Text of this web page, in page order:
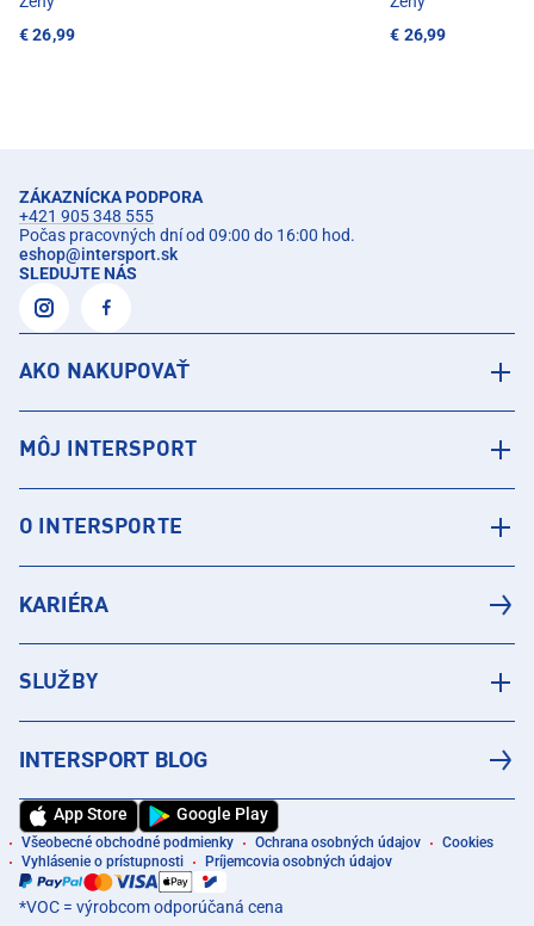
€ 26,99
€ 26,99
ZÁKAZNÍCKA PODPORA
+421 905 348 555
Počas pracovných dní od 09:00 do 16:00 hod.
eshop@intersport.sk
SLEDUJTE NÁS
AKO NAKUPOVAŤ
MÔJ INTERSPORT
O INTERSPORTE
KARIÉRA
SLUŽBY
INTERSPORT BLOG
App Store Google Play
Všeobecné obchodné podmienky Ochrana osobných údajov
Cookies
Vyhlásenie o prístupnosti
Príjemcovia osobných údajov
*VOC = výrobcom odporúčaná cena